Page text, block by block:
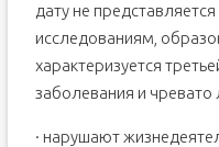
дату не
исследованиям,
характеризуется
заболевания и чревато
· нарушают